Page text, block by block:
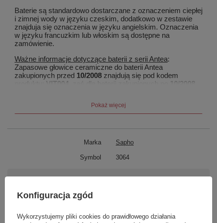
Baterie są standardowo dostarczane z oznaczeniem ciepłej
i zimnej wody w języku czeskim, dodatkowo w zestawie
znajduja się oznaczenia w języku angielskim. Oznaczenia
w języku francuzkim lub włoskim są dostępne na
zamówienie.
Ważne informacje dotyczące baterii z serii Antea:
Zapasowe głowice ceramiczne do baterii Antea
zakupionych przed 10/2008 znajdują się pod kodem
produktu: VIT004 , zaś dla baterii zakupionych po
10/2008
Pokaż więcej
Marka Sapho
Symbol 3064
Zadaj pytanie a my odpowiemy niezwłocznie,
najciekawsze pytania i odpowiedzi publikując
Konfiguracja zgód
Wykorzystujemy pliki cookies do prawidłowego działania